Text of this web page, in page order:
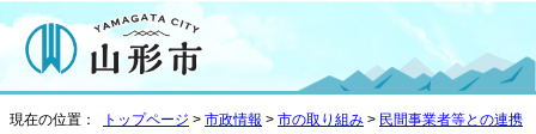
現在の位置： トップページ > 市政情報 > 市の取り組み > 民間事業者等との連携